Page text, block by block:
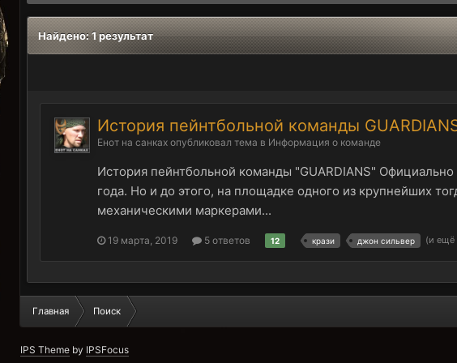
Найдено: 1 результат
История пейнтбольной команды
Енот на санках опубликовал тема в Информация о команде
История пейнтбольной команды "GUARDIANS"
года. Но и до этого, на площадке одного из крупнейших
механическими маркерами...
19 марта, 2019 5 ответов 12 крази джон сильвер (и ещё
Главная Поиск
IPS Theme by IPSFocus